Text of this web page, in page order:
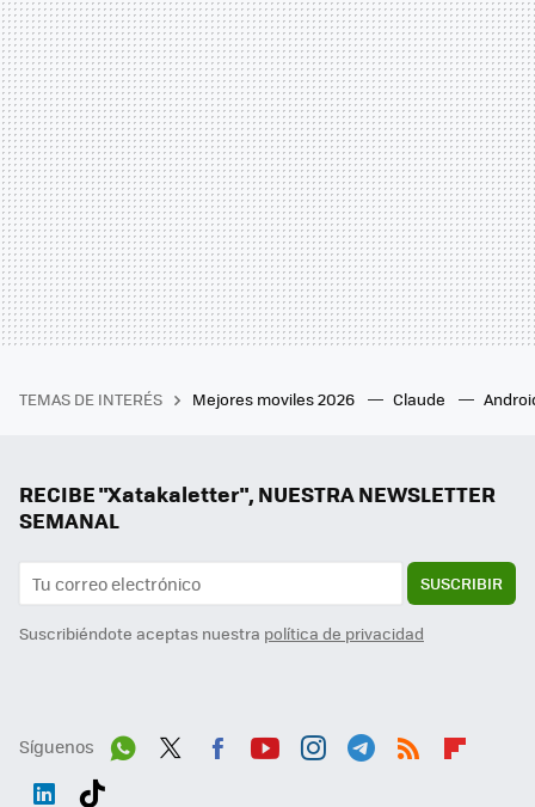
TEMAS DE INTERÉS Mejores moviles 2026 Claude
RECIBE "Xatakaletter", NUESTRA NEWSLETTER
SEMANAL
SUSCRIBIR
Suscribiéndote aceptas nuestra política de privacidad
Síguenos